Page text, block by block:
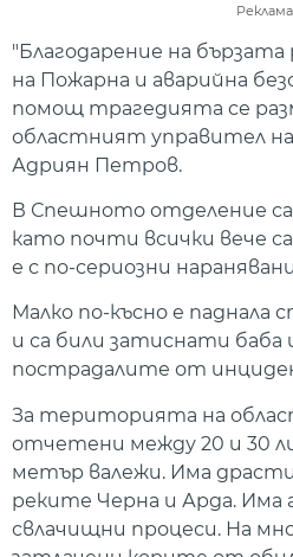
Реклама
"Благодарение на
на Пожарна и аварийна
помощ трагедията се
областният управител
Адриян Петров.
В Спешното отделение са
като почти всички вече
е с по-сериозни
Малко по-късно е паднала
и са били затиснати баба
пострадалите от
За територията на
отчетени между 20 и 30
метър валежи. Има
реките Черна и Арда. Има
свлачищни процеси. На